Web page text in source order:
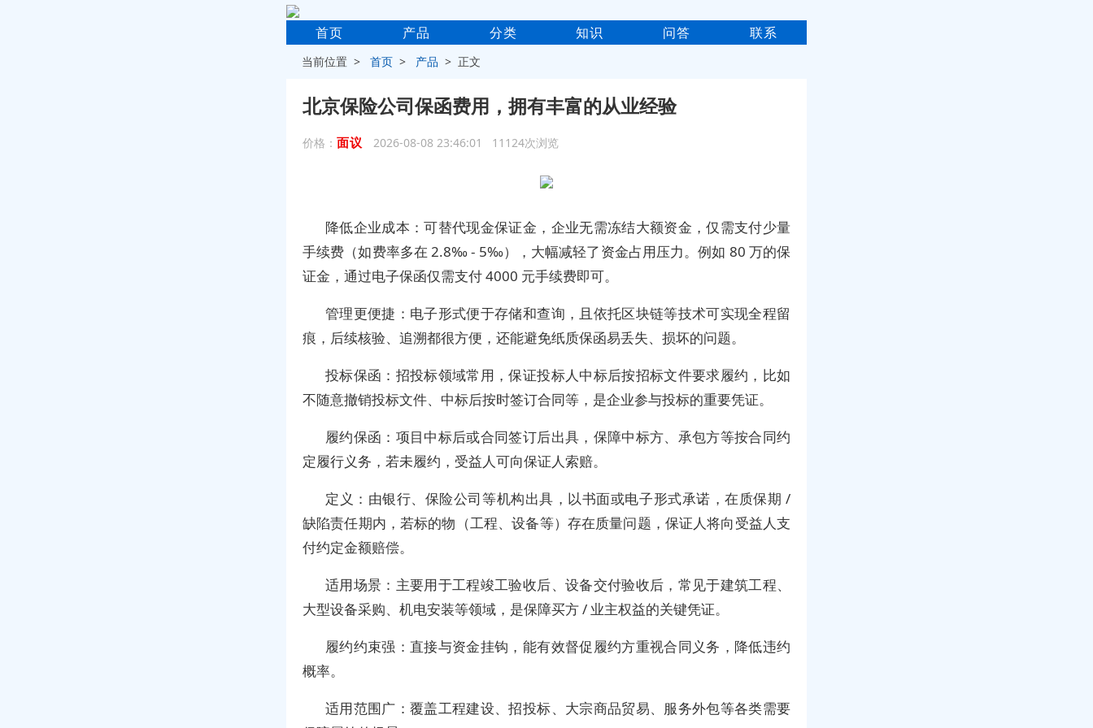
首页 产品 分类 知识 问答 联系
当前位置 >首页 > 产品 > 正文
北京保险公司保函费用，拥有丰富的从业经验
价格： 面议 2026-08-08 23:46:01 11124次浏览
降低企业成本：可替代现金保证金，企业无需冻结大额资金，仅需支付少量
手续费（如费率多在 2.8‰ - 5‰），大幅减轻了资金占用压力。例如 80 万的保
证金，通过电子保函仅需支付 4000 元手续费即可。
管理更便捷：电子形式便于存储和查询，且依托区块链等技术可实现全程留
痕，后续核验、追溯都很方便，还能避免纸质保函易丢失、损坏的问题。
投标保函：招投标领域常用，保证投标人中标后按招标文件要求履约，比如
不随意撤销投标文件、中标后按时签订合同等，是企业参与投标的重要凭证。
履约保函：项目中标后或合同签订后出具，保障中标方、承包方等按合同约
定履行义务，若未履约，受益人可向保证人索赔。
定义：由银行、保险公司等机构出具，以书面或电子形式承诺，在质保期 /
缺陷责任期内，若标的物（工程、设备等）存在质量问题，保证人将向受益人支
付约定金额赔偿。
适用场景：主要用于工程竣工验收后、设备交付验收后，常见于建筑工程、
大型设备采购、机电安装等领域，是保障买方 / 业主权益的关键凭证。
履约约束强：直接与资金挂钩，能有效督促履约方重视合同义务，降低违约
概率。
适用范围广：覆盖工程建设、招投标、大宗商品贸易、服务外包等各类需要